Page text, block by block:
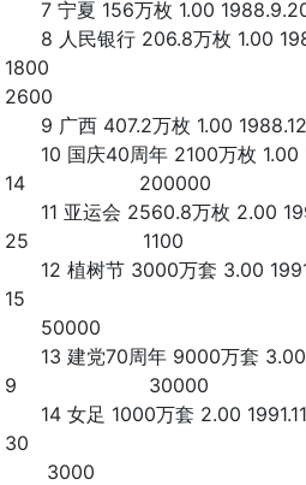
7 宁夏 156万枚
8 人民银行 206.8万枚
1800
2600
9 广西 407.2万枚
10 国庆40周年 2100万枚
14 200000
11 亚运会 2560.8万枚
25 1100
12 植树节 3000万套
15
50000
13 建党70周年 9000万套
9 30000
14 女足 1000万套
30
3000